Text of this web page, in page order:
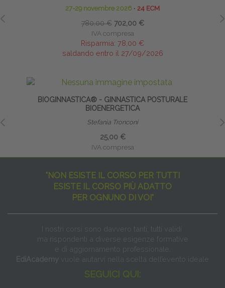
27-29 novembre 2026 ∙ 24 ECM
780,00 € 702,00 €
IVA compresa
Risparmia: 78,00 €
saldando entro il 27/09/2026
BIOGINNASTICA® - GINNASTICA POSTURALE
BIOENERGETICA
Stefania Tronconi
25,00 €
IVA compresa
"NON ESISTE IL CORSO PER TUTTI
ESISTE IL CORSO PIÙ ADATTO
PER OGNUNO DI VOI"
I nostri corsi sono davvero tanti, tutti validi
ma rispondenti a diverse esigenze formative
e di aggiornamento professionale.
EdiAcademy vuole aiutarvi nella scelta dell’evento ideale
SEGUICI QUI: